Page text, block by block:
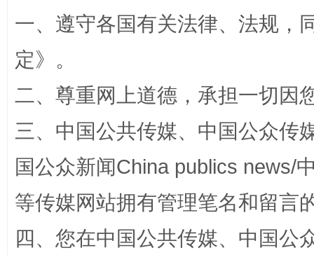
解纷+调解+退费，一次搞定
站台名比不上好声名
一、遵守各国有关法律、法规，
定》。
二、尊重网上道德，承担一切因
三、中国公共传媒、中国公众传
国公众新闻China publics news/
等传媒网站拥有管理笔名和留言
四、您在中国公共传媒、中国公